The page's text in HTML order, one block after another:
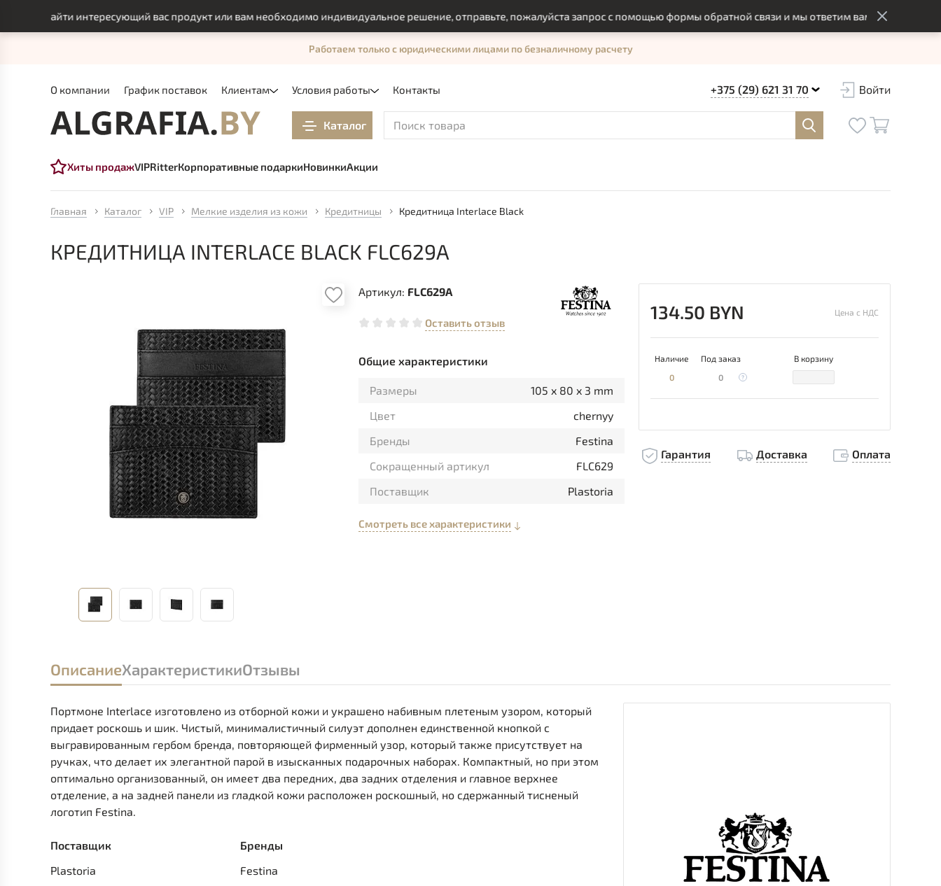
найти интересующий вас продукт или вам необходимо индивидуальное решение, отправьте, пожалуйста запрос с помощью формы обратной связи и мы ответим вам в оптимальный срок
О компании График поставок Клиентам Условия работы Контакты
Работаем только с юридическими лицами по безналичному расчету
+375 (29) 621 31 70 Войти
Каталог
Хиты продажVIPRitterКорпоративные подаркиНовинкиАкции
Главная Каталог VIP Мелкие изделия из кожи Кредитницы Кредитница Interlace Black
КРЕДИТНИЦА INTERLACE BLACK FLC629A
Артикул: FLC629A
Оставить отзыв
Общие характеристики
Размеры
105 x 80 x 3 mm
Цвет
chernyy
Бренды
Festina
Сокращенный артикул
FLC629
Поставщик
Plastoria
Смотреть все характеристики
134.50 BYN Цена с НДС
Наличие Под заказ
В корзину
0
0
Гарантия Доставка Оплата
ОписаниеХарактеристикиОтзывы
Портмоне Interlace изготовлено из отборной кожи и украшено набивным плетеным узором, который
придает роскошь и шик. Чистый, минималистичный силуэт дополнен единственной кнопкой с
выгравированным гербом бренда, повторяющей фирменный узор, который также присутствует на
ручках, что делает их элегантной парой в изысканных подарочных наборах. Компактный, но при этом
оптимально организованный, он имеет два передних, два задних отделения и главное верхнее
отделение, а на задней панели из гладкой кожи расположен роскошный, но сдержанный тисненый
логотип Festina.
Поставщик
Plastoria
Бренды
Festina